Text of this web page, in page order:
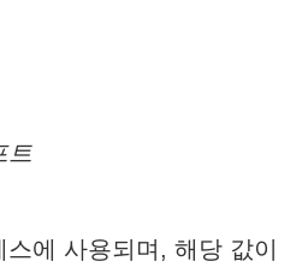
트
에 사용되며, 해당 값이